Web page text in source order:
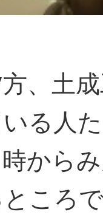
、土
る人
から
ころ